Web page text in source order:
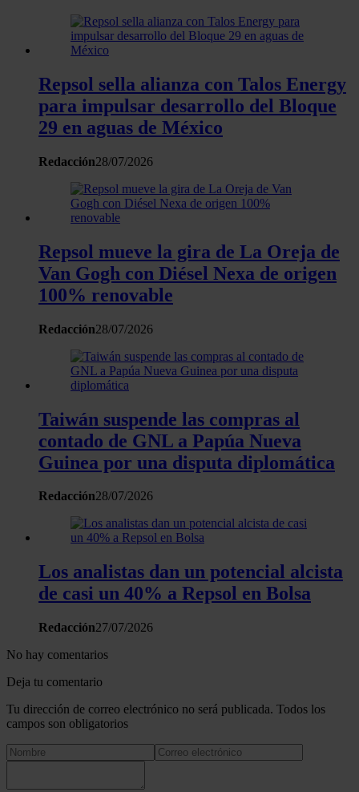
web, quienes pueden combinarla con otra información
que les haya proporcionado o que hayan recopilado a
partir del uso que haya hecho de sus servicios.
Repsol sella alianza con Talos Energy
para impulsar desarrollo del Bloque
29 en aguas de México
Redacción28/07/2026
Repsol mueve la gira de La Oreja de
Van Gogh con Diésel Nexa de origen
100% renovable
Redacción28/07/2026
Taiwán suspende las compras al
contado de GNL a Papúa Nueva
Guinea por una disputa diplomática
Redacción28/07/2026
Los analistas dan un potencial alcista
de casi un 40% a Repsol en Bolsa
Redacción27/07/2026
No hay comentarios
Deja tu comentario
Tu dirección de correo electrónico no será publicada. Todos los
campos son obligatorios